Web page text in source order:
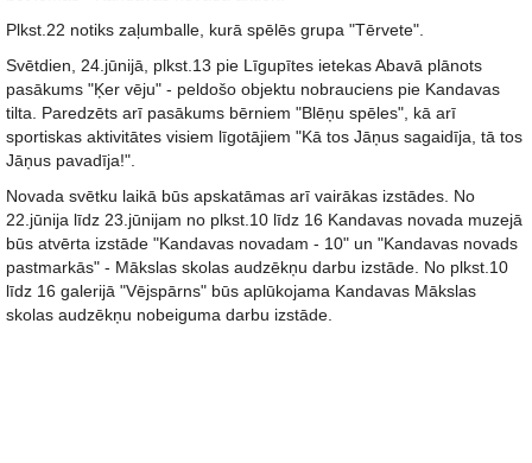
Plkst.22 notiks zaļumballe, kurā spēlēs grupa "Tērvete".
Svētdien, 24.jūnijā, plkst.13 pie Līgupītes ietekas Abavā plānots
pasākums "Ķer vēju" - peldošo objektu nobrauciens pie Kandavas
tilta. Paredzēts arī pasākums bērniem "Blēņu spēles", kā arī
sportiskas aktivitātes visiem līgotājiem "Kā tos Jāņus sagaidīja, tā tos
Jāņus pavadīja!".
Novada svētku laikā būs apskatāmas arī vairākas izstādes. No
22.jūnija līdz 23.jūnijam no plkst.10 līdz 16 Kandavas novada muzejā
būs atvērta izstāde "Kandavas novadam - 10" un "Kandavas novads
pastmarkās" - Mākslas skolas audzēkņu darbu izstāde. No plkst.10
līdz 16 galerijā "Vējspārns" būs aplūkojama Kandavas Mākslas
skolas audzēkņu nobeiguma darbu izstāde.